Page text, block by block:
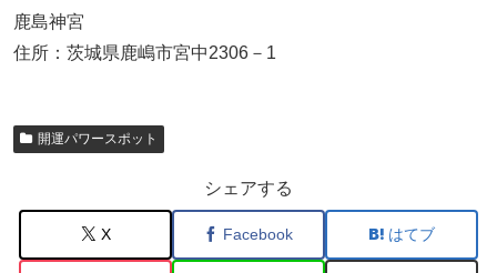
鹿島神宮
住所：茨城県鹿嶋市宮中2306－1
開運パワースポット
シェアする
X Facebook はてブ